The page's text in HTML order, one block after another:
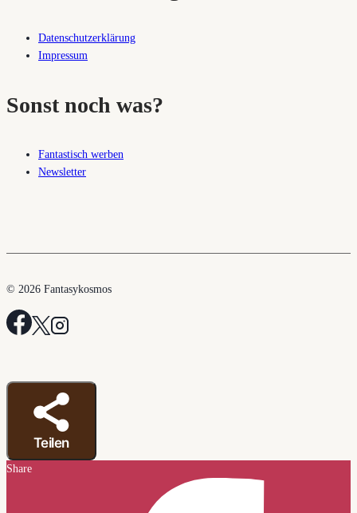
Datenschutzerklärung
Impressum
Sonst noch was?
Fantastisch werben
Newsletter
© 2026 Fantasykosmos
Teilen
Share